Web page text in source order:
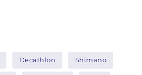
Decathlon Shimano